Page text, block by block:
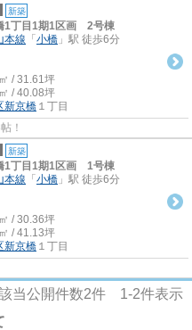
新築
1丁目1期1区画 2号棟
本線 「 小橋 」駅 徒歩6分
/ 31.61坪
/ 40.08坪
新京橋 １丁目
！
新築
1丁目1期1区画 1号棟
本線 「 小橋 」駅 徒歩6分
/ 30.36坪
/ 41.13坪
新京橋 １丁目
当公開件数2件 1-2件表示